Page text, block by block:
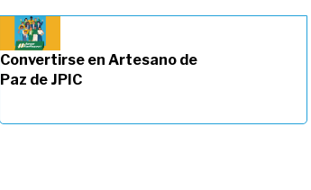
Convertirse en Artesano de
Paz de JPIC